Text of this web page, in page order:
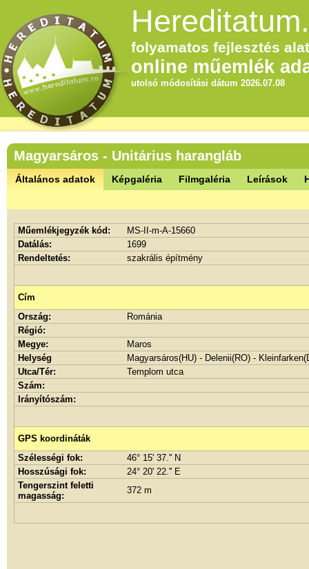
folyamatos fejlesztés
online műemlék
utolsó módosítási dátum 2026.07.08
Magyarsáros - Unitárius harangláb
Általános adatok Képgaléria Filmgaléria Leírások
Műemlékjegyzék kód:
MS-II-m-A-15660
Datálás:
1699
Rendeltetés:
szakrális építmény
Cím
Ország:
Románia
Régió:
Megye:
Maros
Helység
Magyarsáros(HU) - Delenii(RO) -
Utca/Tér:
Templom utca
Szám:
Irányítószám:
GPS koordináták
Szélességi fok:
46° 15' 37.'' N
Hosszúsági fok:
24° 20' 22.'' E
Tengerszint feletti
magasság:
372 m